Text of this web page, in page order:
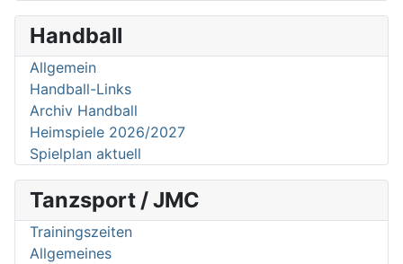
Handball
Allgemein
Handball-Links
Archiv Handball
Heimspiele 2026/2027
Spielplan aktuell
Tanzsport / JMC
Trainingszeiten
Allgemeines